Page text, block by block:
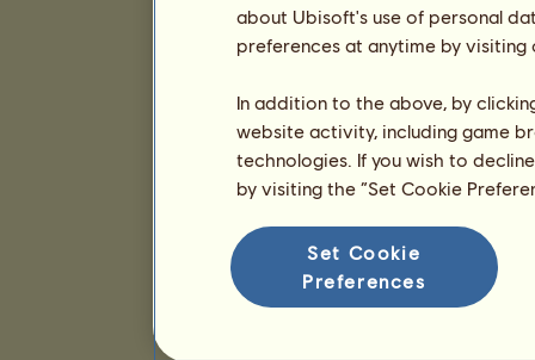
about Ubisoft's use of personal
preferences at anytime by
In addition to the above, by
website activity, including game
technologies. If you wish to
by visiting the “Set Cookie
Set Cookie
Preferences